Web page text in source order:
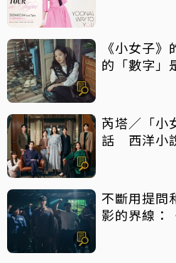
《小女子
的「數字」
芮塔／「小
話 西洋小
不斷用提問
影的界線：